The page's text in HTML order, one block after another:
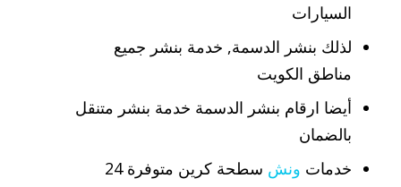
السيارات
لذلك بنشر الدسمة, خدمة بنشر جميع
مناطق الكويت
أيضا ارقام بنشر الدسمة خدمة بنشر متنقل
بالضمان
خدمات ونش
سطحة كرين متوفرة 24